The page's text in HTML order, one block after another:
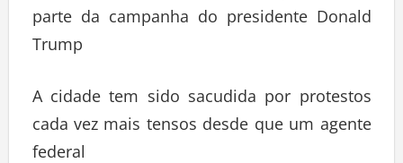
parte da campanha do presidente Donald
Trump
A cidade tem sido sacudida por protestos
cada vez mais tensos desde que um agente
federal